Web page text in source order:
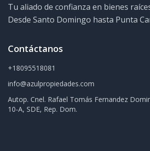
Tu aliado de confianza en bienes
Desde Santo Domingo hasta Punta
Contáctanos
+18095518081
info@azulpropiedades.com
Autop. Cnel. Rafael Tomás Fernandez
10-A, SDE, Rep. Dom.